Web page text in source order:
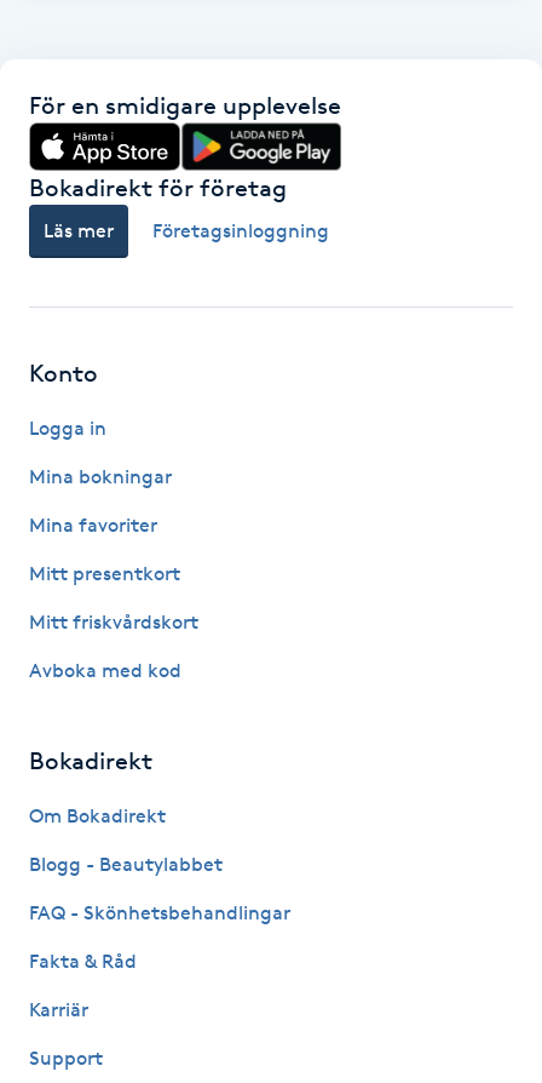
Gel naglar
Gelenaglar
Gellack
Gellack med förstärkning
Gravidmassage
Gruppträning
Gua Sha-massage
H
Hatha Yoga
Headspa
Healing
HIFU
Hollywood Peel
För en smidigare upplevelse
Bokadirekt för företag
Läs mer Företagsinloggning
Konto
Logga in
Mina bokningar
Mina favoriter
Mitt presentkort
Mitt friskvårdskort
Avboka med kod
Bokadirekt
Om Bokadirekt
Blogg - Beautylabbet
FAQ - Skönhetsbehandlingar
Fakta & Råd
Karriär
Support